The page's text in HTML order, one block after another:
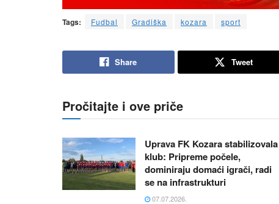
Tags: Fudbal Gradiška kozara sport
Share Tweet
Pročitajte i ove priče
Uprava FK Kozara stabilizovala
klub: Pripreme počele,
dominiraju domaći igrači, radi
se na infrastrukturi
07.07.2026.